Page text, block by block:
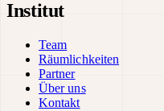
Institut
Team
Räumlichkeiten
Partner
Über uns
Kontakt